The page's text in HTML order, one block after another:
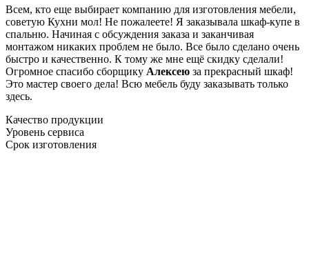
Всем, кто еще выбирает компанию для изготовления мебели,
советую Кухни мол! Не пожалеете! Я заказывала шкаф-купе в
спальню. Начиная с обсуждения заказа и заканчивая
монтажом никаких проблем не было. Все было сделано очень
быстро и качественно. К тому же мне ещё скидку сделали!
Огромное спасибо сборщику Алексею за прекрасный шкаф!
Это мастер своего дела! Всю мебель буду заказывать только
здесь.
Качество продукции
Уровень сервиса
Срок изготовления